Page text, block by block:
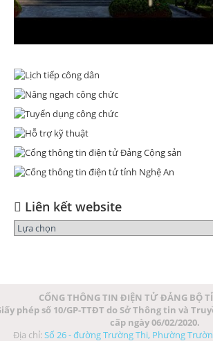
Liên kết website
CỔNG THÔNG TIN ĐIỆN TỬ ĐẢNG BỘ
phép số 10/GP-TTĐT do Sở Thông tin và
cấp ngày 06/02/2020.
Địa chỉ: Số 26 - đường Trường Thi, Phường